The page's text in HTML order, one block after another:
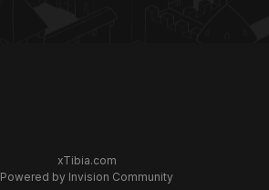
xTibia.com
Powered by Invision Community